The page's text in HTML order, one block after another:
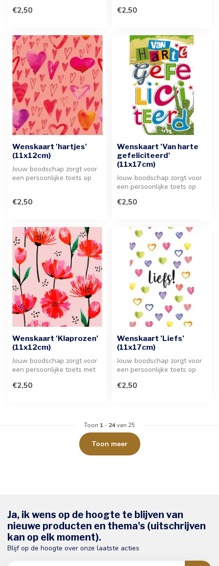
m...
€2,50
va...
€2,50
Wenskaart 'hartjes'
(11x12cm)
Jouw boodschap zorgt voor
een persoonlijke toets op
€2,50
Wenskaart 'Van harte
gefeliciteerd'
(11x17cm)
Jouw boodschap zorgt voor
een persoonlijke toets op
€2,50
Wenskaart 'Klaprozen'
(11x12cm)
Jouw boodschap zorgt voor
een persoonlijke toets met
€2,50
Wenskaart 'Liefs'
(11x17cm)
Jouw boodschap zorgt voor
een persoonlijke toets op
€2,50
Toon 1 - 24van 25
Toon meer
Ja, ik wens op de hoogte te blijven van
nieuwe producten en thema's (uitschrijven
kan op elk moment).
Blijf op de hoogte over onze laatste acties